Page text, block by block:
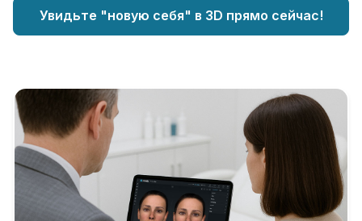
Увидьте "новую себя" в 3D прямо сейчас!